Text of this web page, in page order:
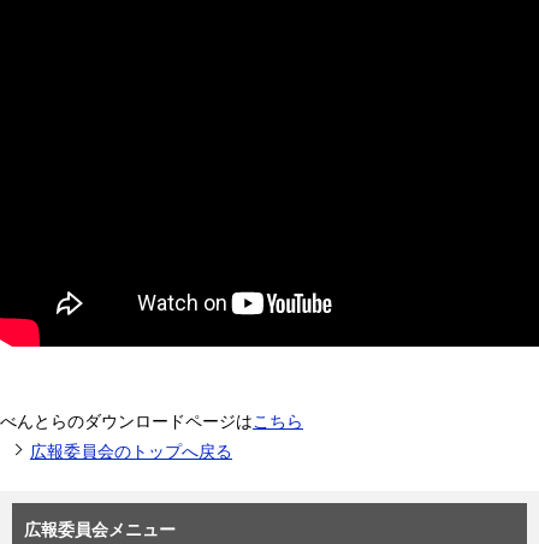
べんとらのダウンロードページはこちら
広報委員会のトップへ戻る
広報委員会メニュー